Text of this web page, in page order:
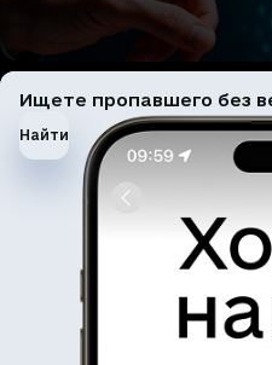
Ищете пропавшего без
Найти